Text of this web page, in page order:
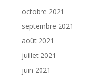
octobre 2021
septembre 2021
août 2021
juillet 2021
juin 2021